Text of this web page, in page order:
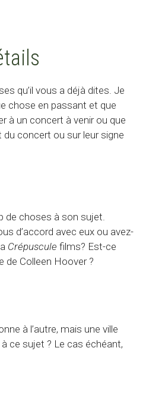
qu’il vous a déjà dites. Je
chose en passant et que
à un concert à venir ou que
concert ou sur leur signe
de choses à son sujet.
d’accord avec eux ou avez-
Crépuscule films? Est-ce
de Colleen Hoover ?
à l’autre, mais une ville
ce sujet ? Le cas échéant,